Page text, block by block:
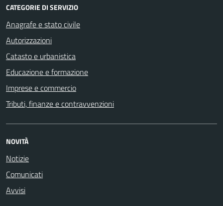
CATEGORIE DI SERVIZIO
Anagrafe e stato civile
Autorizzazioni
Catasto e urbanistica
Educazione e formazione
Imprese e commercio
Tributi, finanze e contravvenzioni
NOVITÀ
Notizie
Comunicati
Avvisi